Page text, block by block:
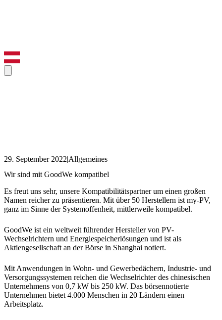
29. September 2022|Allgemeines
Wir sind mit GoodWe kompatibel
Es freut uns sehr, unsere Kompatibilitätspartner um einen großen
Namen reicher zu präsentieren. Mit über 50 Herstellern ist my-PV,
ganz im Sinne der Systemoffenheit, mittlerweile kompatibel.
GoodWe ist ein weltweit führender Hersteller von PV-
Wechselrichtern und Energiespeicherlösungen und ist als
Aktiengesellschaft an der Börse in Shanghai notiert.
Mit Anwendungen in Wohn- und Gewerbedächern, Industrie- und
Versorgungssystemen reichen die Wechselrichter des chinesischen
Unternehmens von 0,7 kW bis 250 kW. Das börsennotierte
Unternehmen bietet 4.000 Menschen in 20 Ländern einen
Arbeitsplatz.